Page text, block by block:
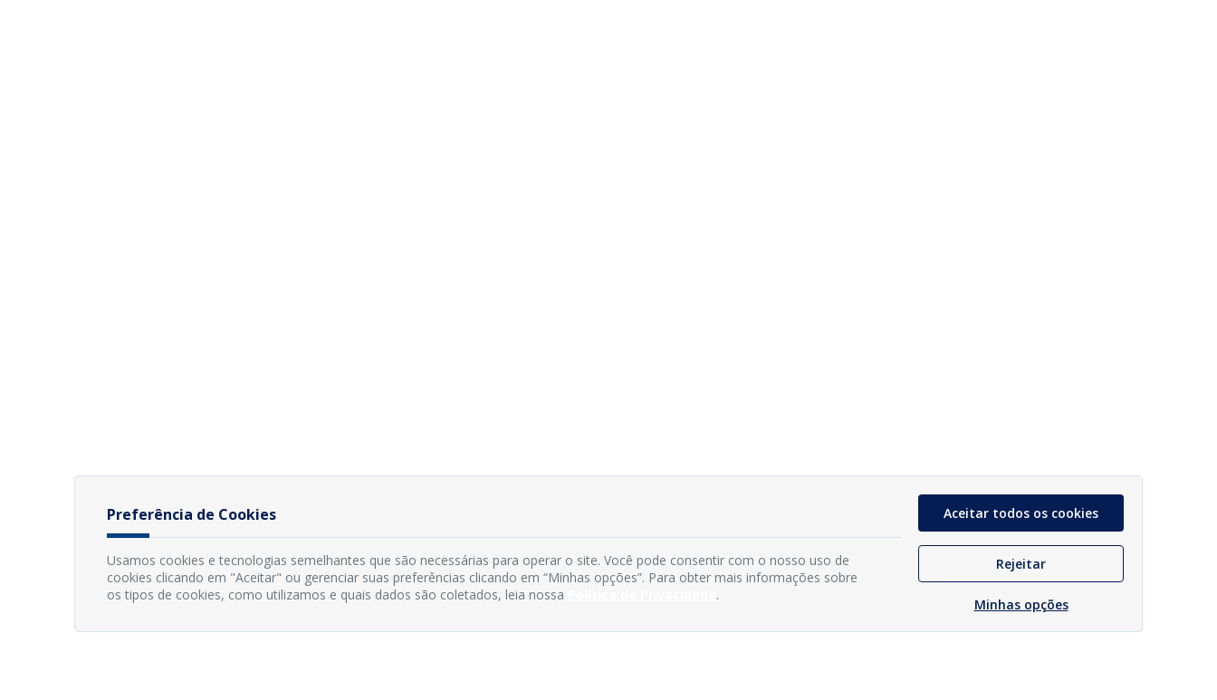
Preferência de Cookies
Usamos cookies e tecnologias semelhantes que são necessárias para operar o site. Você pode consentir com o nosso uso de
cookies clicando em "Aceitar" ou gerenciar suas preferências clicando em “Minhas opções”. Para obter mais informações sobre
os tipos de cookies, como utilizamos e quais dados são coletados, leia nossa
.
Aceitar todos os cookies
Rejeitar
Minhas opções